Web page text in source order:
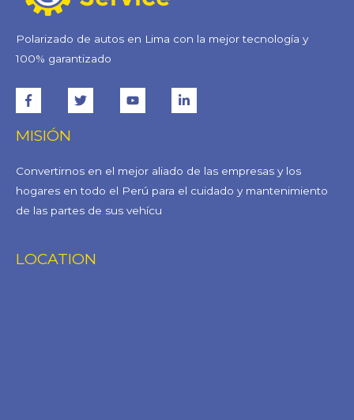
Polarizado de autos en Lima con la mejor tecnología y
100% garantizado
MISIÓN
Convertirnos en el mejor aliado de las empresas y los
hogares en todo el Perú para el cuidado y mantenimiento
de las partes de sus vehícu
LOCATION